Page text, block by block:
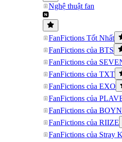
Nghệ thuật fan
FanFictions Tốt Nhất
FanFictions của BTS
FanFictions của
FanFictions của TXT
FanFictions của EXO
FanFictions của
FanFictions của
FanFictions của RIIZE
FanFictions của Stray